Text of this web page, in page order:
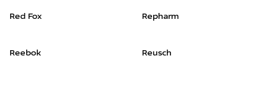
Red Fox
Reebok
Repharm
Reusch